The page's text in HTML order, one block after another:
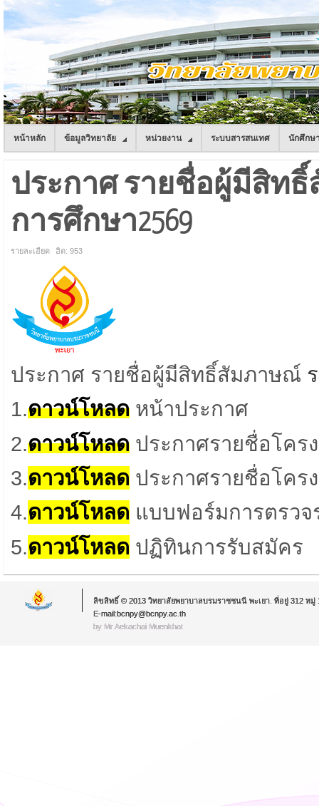
หน้าหลัก ข้อมูลวิทยาลัย หน่วยงาน ระบบสารสนเทศ นักศึกษ
ประกาศ รายชื่อผู้มีสิท
การศึกษา2569
รายละเอียด ฮิต: 953
ประกาศ รายชื่อผู้มีสิทธิ์สัมภาษณ์
1.ดาวน์โหลด หน้าประกาศ
2.ดาวน์โหลด ประกาศรายชื่อโคร
3.ดาวน์โหลด ประกาศรายชื่อโคร
4.ดาวน์โหลด แบบฟอร์มการตรวจ
5.ดาวน์โหลด ปฏิทินการรับสมัคร
ลิขสิทธิ์ © 2013 วิทยาลัยพยาบาลบรมราชชนนี พะเยา. ที่อยู่ 312 หมู่
E-mail:bcnpy@bcnpy.ac.th
by Mr.Aekachai Muenkhat